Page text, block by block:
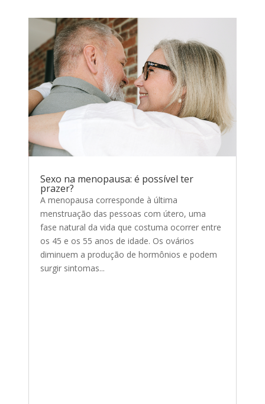
Sexo na menopausa: é possível ter
prazer?
A menopausa corresponde à última
menstruação das pessoas com útero, uma
fase natural da vida que costuma ocorrer entre
os 45 e os 55 anos de idade. Os ovários
diminuem a produção de hormônios e podem
surgir sintomas...